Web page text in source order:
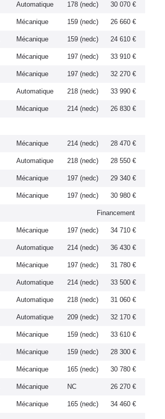
Automatique 178 (nedc) 30 070 €
Mécanique 159 (nedc) 26 660 €
Mécanique 159 (nedc) 24 610 €
Mécanique 197 (nedc) 33 910 €
Mécanique 197 (nedc) 32 270 €
Automatique 218 (nedc) 33 990 €
Mécanique 214 (nedc) 26 830 €
Mécanique 214 (nedc) 28 470 €
Automatique 218 (nedc) 28 550 €
Mécanique 197 (nedc) 29 340 €
Mécanique 197 (nedc) 30 980 €
Financement
Mécanique 197 (nedc) 34 710 €
Automatique 214 (nedc) 36 430 €
Mécanique 197 (nedc) 31 780 €
Automatique 214 (nedc) 33 500 €
Automatique 218 (nedc) 31 060 €
Automatique 209 (nedc) 32 170 €
Mécanique 159 (nedc) 33 610 €
Mécanique 159 (nedc) 28 300 €
Mécanique 165 (nedc) 30 780 €
Mécanique NC 26 270 €
Mécanique 165 (nedc) 34 460 €